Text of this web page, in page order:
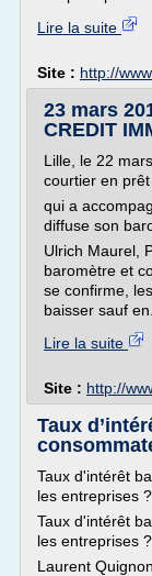
Lire la suite
Site : http://
23 mars
CREDIT
Lille, le 22
courtier en
qui a
diffuse son
Ulrich Maurel,
baromètre et
se confirme,
baisser sauf
Lire la suite
Site : http://
Taux
Taux d'intérêt
les entreprises ?
Taux d'intérêt
les entreprises ?
Laurent